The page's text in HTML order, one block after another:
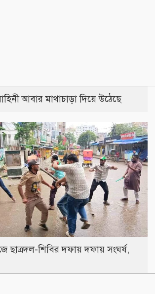
আবার মাথাচাড়া দিয়ে উঠেছে
ছাত্রদল-শিবির দফায় দফায় সংঘর্ষ,